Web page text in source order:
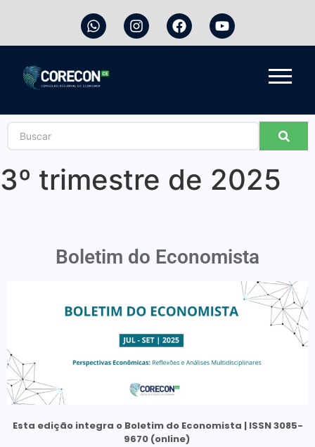
3º trimestre de 2025
Boletim do Economista
Esta edição integra o Boletim do Economista | ISSN 3085-
9670 (online)